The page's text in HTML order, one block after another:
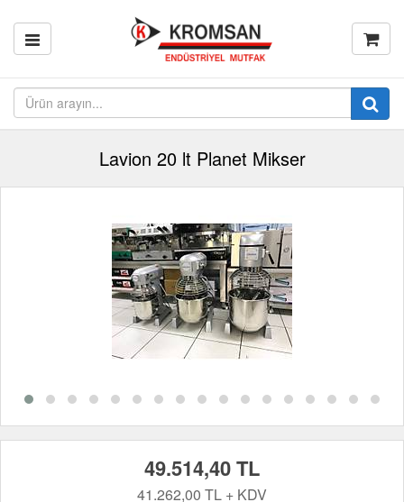
Lavion 20 lt Planet Mikser
49.514,40 TL
41.262,00 TL + KDV